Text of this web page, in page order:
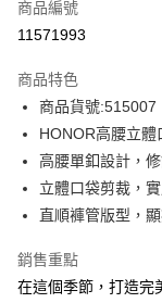
超商取貨付款
Apple Pay
街口支付
悠遊付
Google Pay
ATM付款
商品編號
11571993
商品特色
商品貨號:515007
HONOR高腰立體
高腰單釦設計，
立體口袋剪裁，
直順褲管版型，
銷售重點
在這個季節，打造完